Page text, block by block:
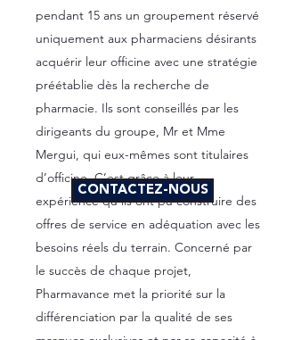
pendant 15 ans un groupement réservé
uniquement aux pharmaciens désirants
acquérir leur officine avec une stratégie
préétablie dès la recherche de
pharmacie. Ils sont conseillés par les
dirigeants du groupe, Mr et Mme
Mergui, qui eux-mêmes sont titulaires
d’officine. C’est grâce à leur
expérience qu’ils ont pu construire des
offres de service en adéquation avec les
besoins réels du terrain. Concerné par
le succès de chaque projet,
Pharmavance met la priorité sur la
différenciation par la qualité de ses
CONTACTEZ-NOUS